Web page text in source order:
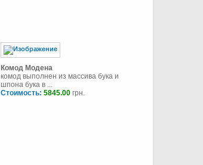
Комод Модена
комод выполнен из массива бука и
шпона бука в ...
Стоимость: 5845.00 грн.